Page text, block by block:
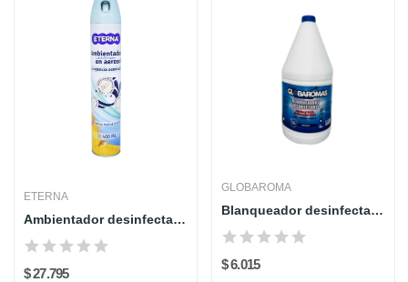
ETERNA
Ambientador desinfectante en Aerosol Oceánico x...
$ 27.795
GLOBAROMA
Blanqueador desinfectante hipoclorito x 2000 ml...
$ 6.015